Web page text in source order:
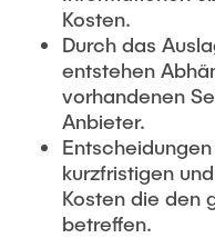
Kosten.
Durch das
entstehen
vorhandenen
Anbieter.
kurzfristigen
Kosten die den
betreffen.